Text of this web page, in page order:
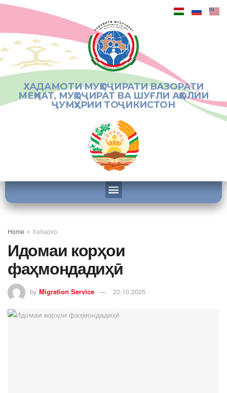
ХАДАМОТИ МУҲОҶИРАТИ ВАЗОРАТИ
МЕҲНАТ, МУҲОҶИРАТ ВА ШУҒЛИ АҲОЛИИ
ҶУМҲУРИИ ТОҶИКИСТОН
Home Хабархо
Идомаи корҳои
фаҳмондадиҳӣ
by Migration Service 22.10.2025